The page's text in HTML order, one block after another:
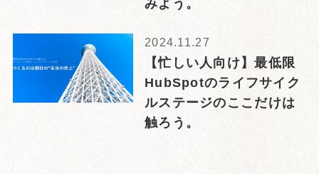
みよう。
2024.11.27
【忙しい人向け】最低限
HubSpotのライフサイク
ルステージのここだけは
触ろう。